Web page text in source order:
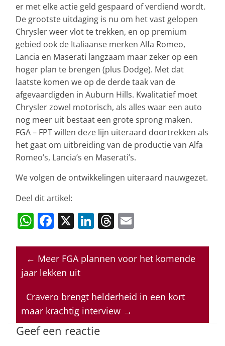
er met elke actie geld gespaard of verdiend wordt.
De grootste uitdaging is nu om het vast gelopen
Chrysler weer vlot te trekken, en op premium
gebied ook de Italiaanse merken Alfa Romeo,
Lancia en Maserati langzaam maar zeker op een
hoger plan te brengen (plus Dodge). Met dat
laatste komen we op de derde taak van de
afgevaardigden in Auburn Hills. Kwalitatief moet
Chrysler zowel motorisch, als alles waar een auto
nog meer uit bestaat een grote sprong maken.
FGA – FPT willen deze lijn uiteraard doortrekken als
het gaat om uitbreiding van de productie van Alfa
Romeo’s, Lancia’s en Maserati’s.
We volgen de ontwikkelingen uiteraard nauwgezet.
Deel dit artikel:
W
at
s
p
p
F
c
e
o
o
k
X Li
k
e
n
T
re
a
s
ai
l
← Meer FGA plannen voor het komende
jaar lekken uit
Cravero brengt helderheid in een kort
maar krachtig interview →
Geef een reactie